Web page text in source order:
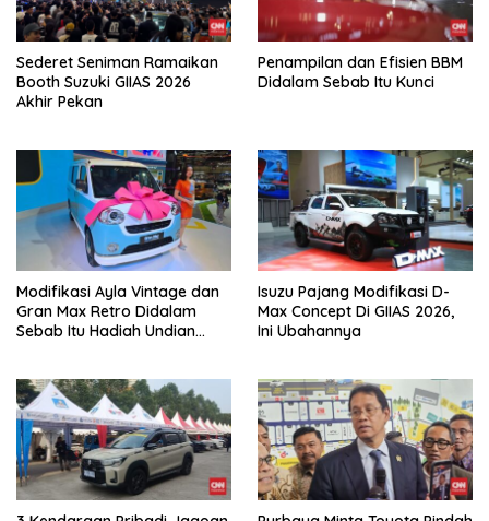
Sederet Seniman Ramaikan
Booth Suzuki GIIAS 2026
Akhir Pekan
Penampilan dan Efisien BBM
Didalam Sebab Itu Kunci
Modifikasi Ayla Vintage dan
Gran Max Retro Didalam
Sebab Itu Hadiah Undian
Isuzu Pajang Modifikasi D-
Max Concept Di GIIAS 2026,
Ini Ubahannya